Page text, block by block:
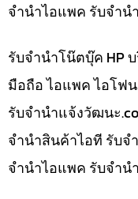
จำนำไอแพค รับจำน
รับจำนำโน๊ตบุ๊ค HP
มือถือ ไอแพค ไอโฟ
รับจํานําแจ้งวัฒนะ
จำนำสินค้าไอที รับ
จำนำไอแพค รับจำน